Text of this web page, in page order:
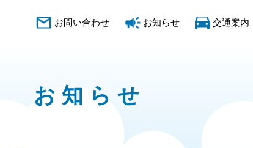
交通案内
お知らせ
お問い合わせ
お知らせ